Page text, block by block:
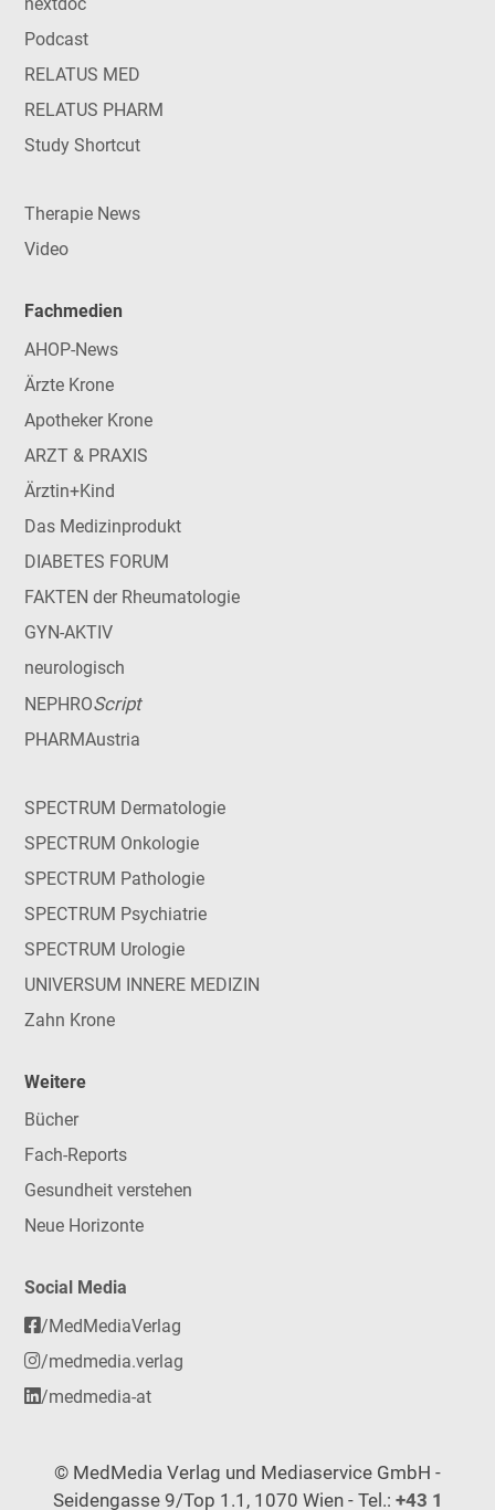
nextdoc
Podcast
RELATUS MED
RELATUS PHARM
Study Shortcut
Therapie News
Video
Fachmedien
AHOP-News
Ärzte Krone
Apotheker Krone
ARZT & PRAXIS
Ärztin+Kind
Das Medizinprodukt
DIABETES FORUM
FAKTEN der Rheumatologie
GYN-AKTIV
neurologisch
NEPHROScript
PHARMAustria
SPECTRUM Dermatologie
SPECTRUM Onkologie
SPECTRUM Pathologie
SPECTRUM Psychiatrie
SPECTRUM Urologie
UNIVERSUM INNERE MEDIZIN
Zahn Krone
Weitere
Bücher
Fach-Reports
Gesundheit verstehen
Neue Horizonte
Social Media
/MedMediaVerlag
/medmedia.verlag
/medmedia-at
© MedMedia Verlag und Mediaservice GmbH -
Seidengasse 9/Top 1.1, 1070 Wien - Tel.: +43 1